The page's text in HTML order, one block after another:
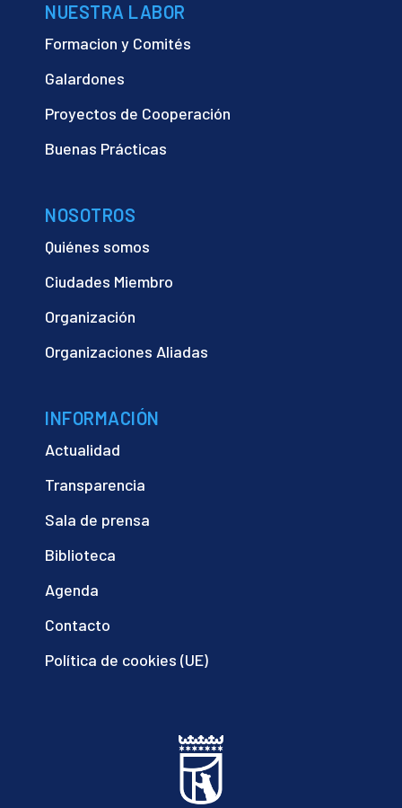
NUESTRA LABOR
Formacion y Comités
Galardones
Proyectos de Cooperación
Buenas Prácticas
NOSOTROS
Quiénes somos
Ciudades Miembro
Organización
Organizaciones Aliadas
INFORMACIÓN
Actualidad
Transparencia
Sala de prensa
Biblioteca
Agenda
Contacto
Política de cookies (UE)